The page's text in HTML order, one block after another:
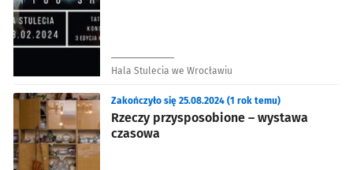
Hala Stulecia we Wrocławiu
Rzeczy przysposobione – wystawa
czasowa
Zakończyło się 25.08.2024 (1 rok temu)